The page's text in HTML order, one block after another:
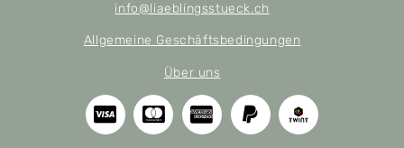
info@liaeblingsstueck.ch
Allgemeine Geschäftsbedingungen
Über uns